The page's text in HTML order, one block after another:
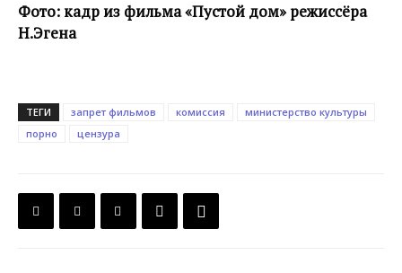
Фото: кадр из фильма «Пустой дом» режиссёра
Н.Эгена
ТЕГИ запрет фильмов комиссия
министерство культуры
порно
цензура